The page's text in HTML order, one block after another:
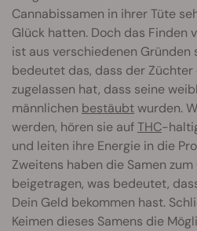
Cannabissamen in ihrer Tüte
Glück hatten. Doch das Finden
ist aus verschiedenen Gründen
bedeutet das, dass der
zugelassen hat, dass seine
männlichen bestäubtwurden.
werden, hören sie aufTHC-
und leiten ihre Energie in die
Zweitens haben die Samen
beigetragen, was bedeutet,
Dein Geld bekommen hast.
Keimen dieses Samens die